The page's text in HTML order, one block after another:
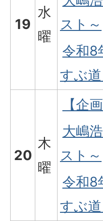
19
水
曜
スト～
令和8
すぶ道
20
木
曜
【企
大嶋
スト～
令和8
すぶ道